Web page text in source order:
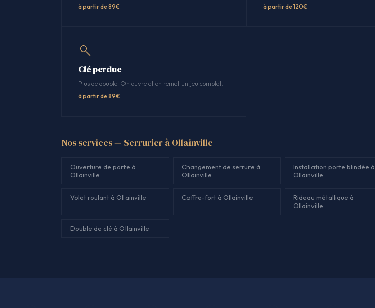
à partir de 89€ à partir de 120€
Clé perdue
Plus de double. On ouvre et on remet un jeu complet.
à partir de 89€
Nos services — Serrurier à Ollainville
Ouverture de porte à
Ollainville
Changement de serrure à
Ollainville
Installation porte blindée à
Ollainville
Volet roulant à Ollainville Coffre-fort à Ollainville
Rideau métallique à
Ollainville
Double de clé à Ollainville